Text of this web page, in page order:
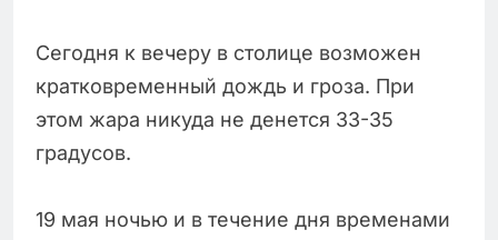
Сегодня к вечеру в столице возможен
кратковременный дождь и гроза. При
этом жара никуда не денется 33-35
градусов.
19 мая ночью и в течение дня временами